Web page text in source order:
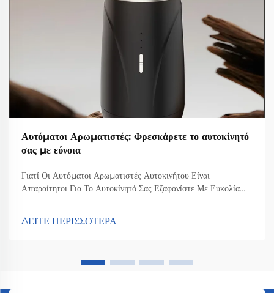
Αυτόματοι Αρωματιστές: Φρεσκάρετε το αυτοκίνητό
σας με εύνοια
Γιατί Οι Αυτόματοι Αρωματιστές Αυτοκινήτου Είναι
Απαραίτητοι Για Το Αυτοκίνητό Σας Εξαφανίστε Με Ευκολία
κακοσμιών μέσα στα οχήματα και στη διατήρηση ενός
ΔΕΙΤΕ ΠΕΡΙΣΣΟΤΕΡΑ